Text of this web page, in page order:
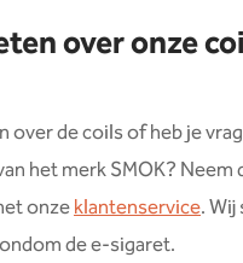
over onze
over de coils of heb je
het merk SMOK? Neem
onzeklantenservice.
de e-sigaret.